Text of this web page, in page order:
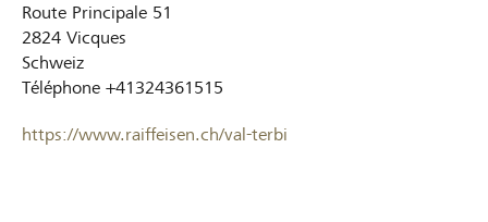
Route Principale 51
2824 Vicques
Schweiz
Téléphone +41324361515
https://www.raiffeisen.ch/val-terbi